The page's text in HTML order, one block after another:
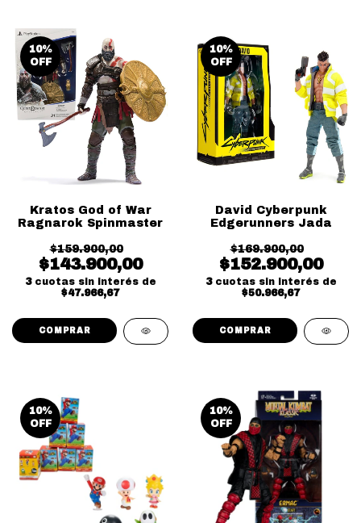
10%
OFF
Kratos God of War
Ragnarok Spinmaster
$159.900,00
$143.900,00
3 cuotas sin interés de
$47.966,67
10%
OFF
David Cyberpunk
Edgerunners Jada
$169.900,00
$152.900,00
3 cuotas sin interés de
$50.966,67
10%
OFF
10%
OFF